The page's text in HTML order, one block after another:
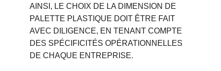
AINSI, LE CHOIX DE LA DIMENSION DE
PALETTE PLASTIQUE DOIT ÊTRE FAIT
AVEC DILIGENCE, EN TENANT COMPTE
DES SPÉCIFICITÉS OPÉRATIONNELLES
DE CHAQUE ENTREPRISE.